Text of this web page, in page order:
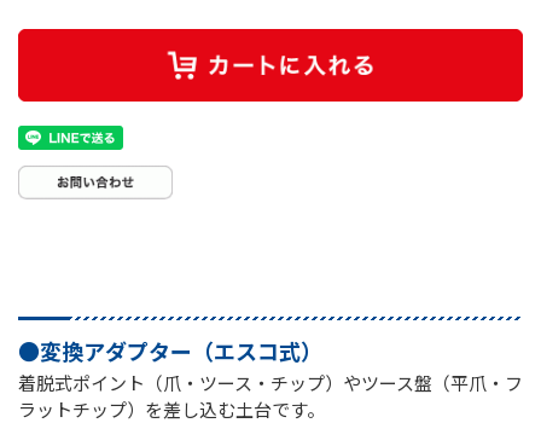
●変換アダプター（エスコ式）
着脱式ポイント（爪・ツース・チップ）やツース盤（平爪・フ
ラットチップ）を差し込む土台です。